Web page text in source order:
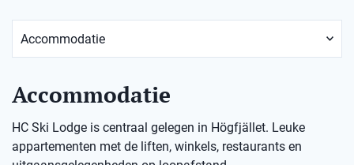
Accommodatie
HC Ski Lodge is centraal gelegen in Högfjället. Leuke
appartementen met de liften, winkels, restaurants en